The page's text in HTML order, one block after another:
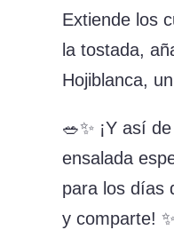
Extiende los
la tostada,
Hojiblanca,
🥗✨ ¡Y así
ensalada
para los días
y comparte!